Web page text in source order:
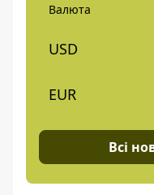
Валюта
USD
EUR
Всі